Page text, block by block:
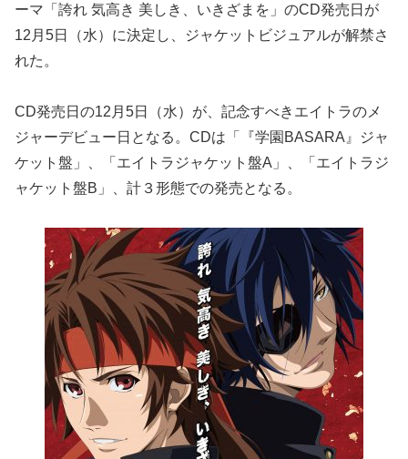
ーマ「誇れ 気高き 美しき、いきざまを」のCD発売日が
12月5日（水）に決定し、ジャケットビジュアルが解禁さ
れた。
CD発売日の12月5日（水）が、記念すべきエイトラのメ
ジャーデビュー日となる。CDは「『学園BASARA』ジャ
ケット盤」、「エイトラジャケット盤A」、「エイトラジ
ャケット盤B」、計３形態での発売となる。